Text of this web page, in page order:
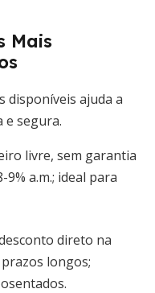
Mais
disponíveis ajuda a
e segura.
livre, sem garantia
a.m.; ideal para
direto na
longos;